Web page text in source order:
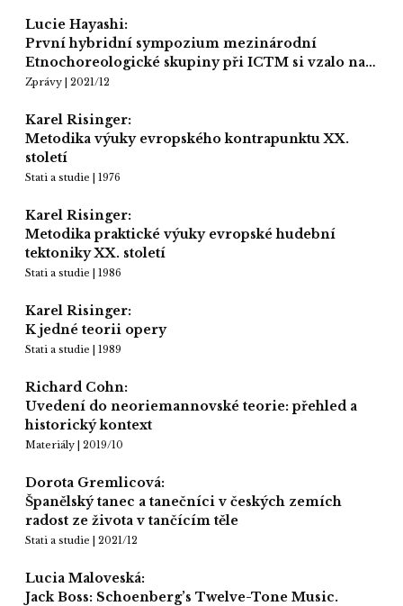
Lucie Hayashi:
První hybridní sympozium mezinárodní
Etnochoreologické skupiny při ICTM si vzalo na…
Zprávy | 2021/12
Karel Risinger:
Metodika výuky evropského kontrapunktu XX.
století
Stati a studie | 1976
Karel Risinger:
Metodika praktické výuky evropské hudební
tektoniky XX. století
Stati a studie | 1986
Karel Risinger:
K jedné teorii opery
Stati a studie | 1989
Richard Cohn:
Uvedení do neoriemannovské teorie: přehled a
historický kontext
Materiály | 2019/10
Dorota Gremlicová:
Španělský tanec a tanečníci v českých zemích
radost ze života v tančícím těle
Stati a studie | 2021/12
Lucia Maloveská:
Jack Boss: Schoenberg’s Twelve-Tone Music.